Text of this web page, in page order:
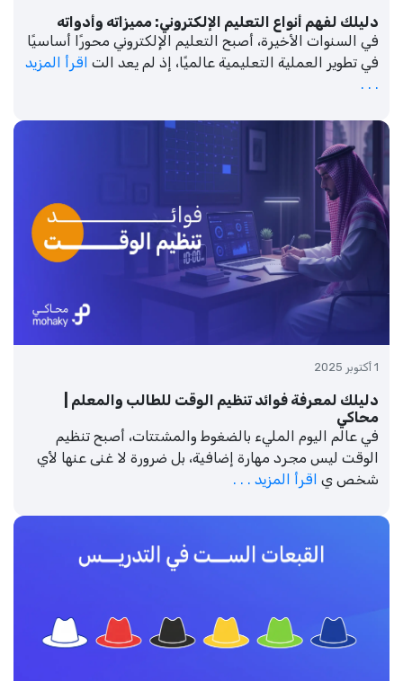
دليلك لفهم أنواع التعليم الإلكتروني: مميزاته وأدواته
في السنوات الأخيرة، أصبح التعليم الإلكتروني محورًا أساسيًا
في تطوير العملية التعليمية عالميًا، إذ لم يعد الت اقرأ المزيد
. . .
1 أكتوبر 2025
دليلك لمعرفة فوائد تنظيم الوقت للطالب والمعلم |
محاكي
في عالم اليوم المليء بالضغوط والمشتتات، أصبح تنظيم
الوقت ليس مجرد مهارة إضافية، بل ضرورة لا غنى عنها لأي
شخص ي اقرأ المزيد . . .